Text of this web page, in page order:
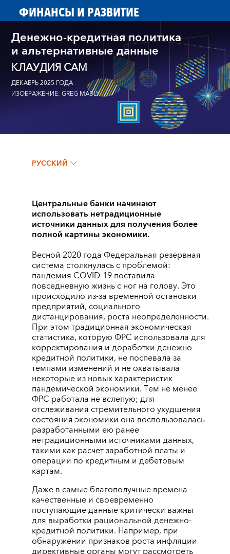
ФИНАНСЫ И РАЗВИТИЕ
Денежно-кредитная политика
и альтернативные данные
КЛАУДИЯ САМ
ДЕКАБРЬ 2025 ГОДА
ИЗОБРАЖЕНИЕ: GREG MABLY
РУССКИЙ
Центральные банки начинают
использовать нетрадиционные
источники данных для получения более
полной картины экономики.
Весной 2020 года Федеральная резервная
система столкнулась с проблемой:
пандемия COVID-19 поставила
повседневную жизнь с ног на голову. Это
происходило из-за временной остановки
предприятий, социального
дистанцирования, роста неопределенности.
При этом традиционная экономическая
статистика, которую ФРС использовала для
корректирования и доработки денежно-
кредитной политики, не поспевала за
темпами изменений и не охватывала
некоторые из новых характеристик
пандемической экономики. Тем не менее
ФРС работала не вслепую; для
отслеживания стремительного ухудшения
состояния экономики она воспользовалась
разработанными ею ранее
нетрадиционными источниками данных,
такими как расчет заработной платы и
операции по кредитным и дебетовым
картам.
Даже в самые благополучные времена
качественные и своевременно
поступающие данные критически важны
для выработки рациональной денежно-
кредитной политики. Например, при
обнаружении признаков роста инфляции